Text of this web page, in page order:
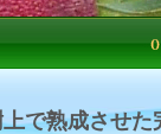
で熟成させた